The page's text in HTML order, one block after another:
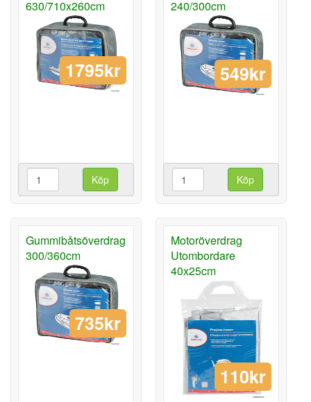
630/710x260cm
1795kr
Köp
240/300cm
549kr
Köp
Gummibåtsöverdrag
300/360cm
735kr
Motoröverdrag
Utombordare
40x25cm
110kr